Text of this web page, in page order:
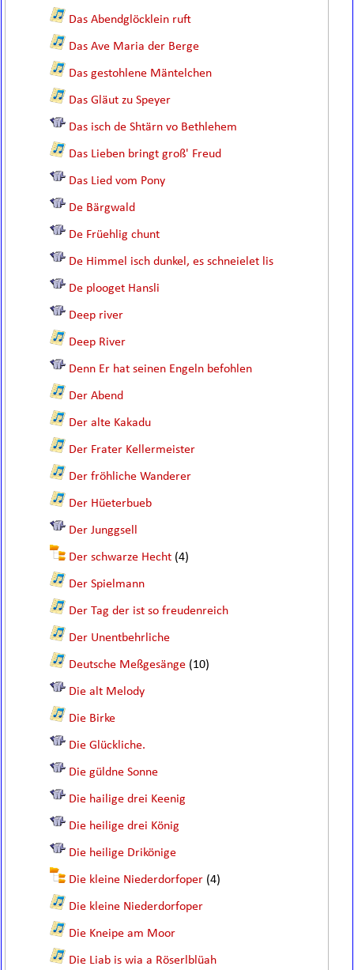
Das Abendglöcklein ruft
Das Ave Maria der Berge
Das gestohlene Mäntelchen
Das Gläut zu Speyer
Das isch de Shtärn vo Bethlehem
Das Lieben bringt groß' Freud
Das Lied vom Pony
De Bärgwald
De Früehlig chunt
De Himmel isch dunkel, es schneielet lis
De plooget Hansli
Deep river
Deep River
Denn Er hat seinen Engeln befohlen
Der Abend
Der alte Kakadu
Der Frater Kellermeister
Der fröhliche Wanderer
Der Hüeterbueb
Der Junggsell
Der schwarze Hecht (4)
Der Spielmann
Der Tag der ist so freudenreich
Der Unentbehrliche
Deutsche Meßgesänge (10)
Die alt Melody
Die Birke
Die Glückliche.
Die güldne Sonne
Die hailige drei Keenig
Die heilige drei König
Die heilige Drikönige
Die kleine Niederdorfoper (4)
Die kleine Niederdorfoper
Die Kneipe am Moor
Die Liab is wia a Röserlblüah